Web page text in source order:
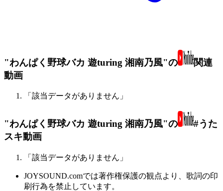
"わんぱく野球バカ 遊turing 湘南乃風"の
関連
動画
「該当データがありません」
"わんぱく野球バカ 遊turing 湘南乃風"の
#うた
スキ動画
「該当データがありません」
JOYSOUND.comでは著作権保護の観点より、歌詞の印
刷行為を禁止しています。